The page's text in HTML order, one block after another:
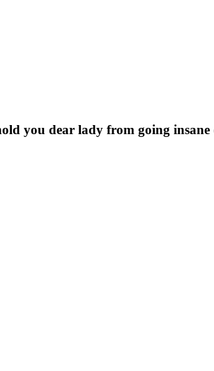
you dear lady from going insane